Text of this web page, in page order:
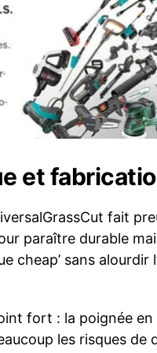
et
fait
paraître durable
cheap’ sans
fort : la poignée en
les risques de